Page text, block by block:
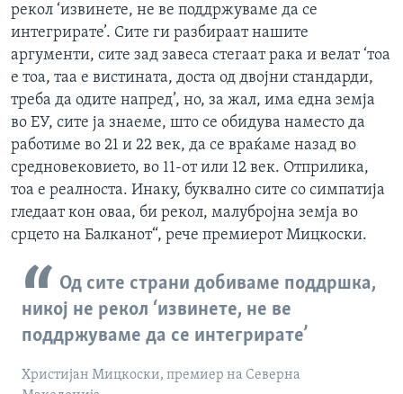
720p 1080p
720p
1080p
рекол ‘извинете, не ве поддржуваме да се
интегрирате’. Сите ги разбираат нашите
аргументи, сите зад завеса стегаат рака и велат ‘тоа
е тоа, таа е вистината, доста од двојни стандарди,
треба да одите напред’, но, за жал, има една земја
во ЕУ, сите ја знаеме, што се обидува наместо да
работиме во 21 и 22 век, да се враќаме назад во
средновековието, во 11-от или 12 век. Отприлика,
тоа е реалноста. Инаку, буквално сите со симпатија
гледаат кон оваа, би рекол, малубројна земја во
срцето на Балканот“, рече премиерот Мицкоски.
Од сите страни добиваме поддршка,
никој не рекол ‘извинете, не ве
поддржуваме да се интегрирате’
Христијан Мицкоски, премиер на Северна